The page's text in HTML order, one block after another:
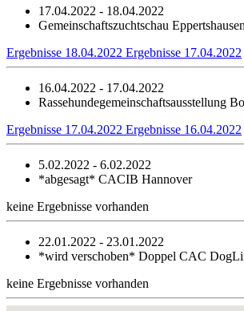
17.04.2022 - 18.04.2022
Gemeinschaftszuchtschau Eppertshausen
Ergebnisse 18.04.2022 Ergebnisse 17.04.2022
16.04.2022 - 17.04.2022
Rassehundegemeinschaftsausstellung
Ergebnisse 17.04.2022 Ergebnisse 16.04.2022
5.02.2022 - 6.02.2022
*abgesagt* CACIB Hannover
keine Ergebnisse vorhanden
22.01.2022 - 23.01.2022
*wird verschoben* Doppel CAC
keine Ergebnisse vorhanden